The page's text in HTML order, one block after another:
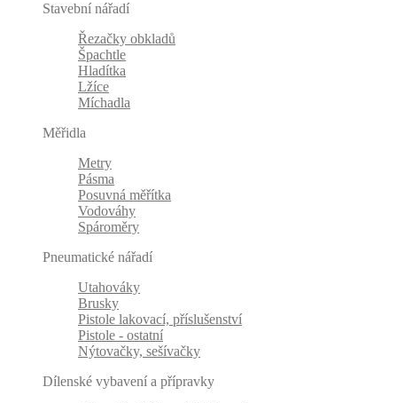
Stavební nářadí
Řezačky obkladů
Špachtle
Hladítka
Lžíce
Míchadla
Měřidla
Metry
Pásma
Posuvná měřítka
Vodováhy
Spároměry
Pneumatické nářadí
Utahováky
Brusky
Pistole lakovací, příslušenství
Pistole - ostatní
Nýtovačky, sešívačky
Dílenské vybavení a přípravky